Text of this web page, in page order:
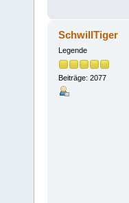
SchwillTiger
Legende
Beiträge: 2077